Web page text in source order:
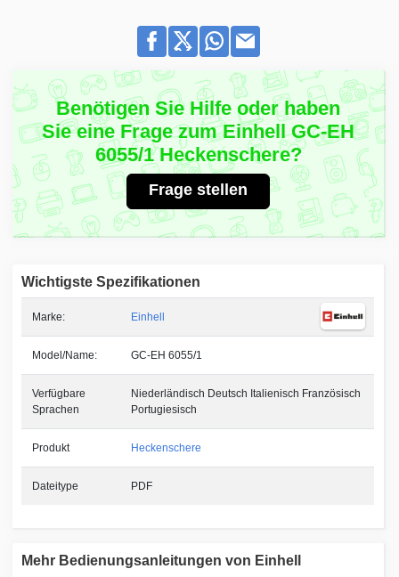
Benötigen Sie Hilfe oder haben
Sie eine Frage zum Einhell GC-EH
6055/1 Heckenschere?
Frage stellen
Wichtigste Spezifikationen
Marke: Einhell
Model/Name: GC-EH 6055/1
Verfügbare
Sprachen
Niederländisch Deutsch Italienisch Französisch
Portugiesisch
Produkt Heckenschere
Dateitype PDF
Mehr Bedienungsanleitungen von Einhell